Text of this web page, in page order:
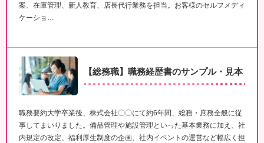
案、在庫管理、新人教育、店長代行業務を担当。お客様のセルフメディ
ケーショ…
【総務職】職務経歴書のサンプル・見本
職務要約大学卒業後、株式会社〇〇にて約6年間、総務・庶務全般に従
事してまいりました。備品管理や施設管理といった基本業務に加え、社
内規定の改定、福利厚生制度の企画、社内イベントの運営など幅広く担